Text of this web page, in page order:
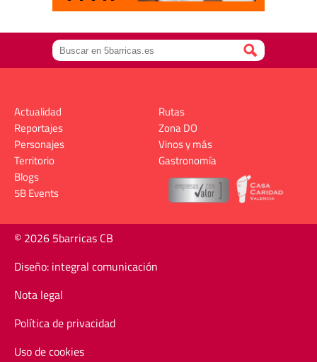
Actualidad
Reportajes
Personajes
Territorio
Rutas
Zona DO
Vinos y más
Gastronomía
Blogs
5B Events
© 2026 5barricas CB
Diseño: integral comunicación
Nota legal
Política de privacidad
Uso de cookies